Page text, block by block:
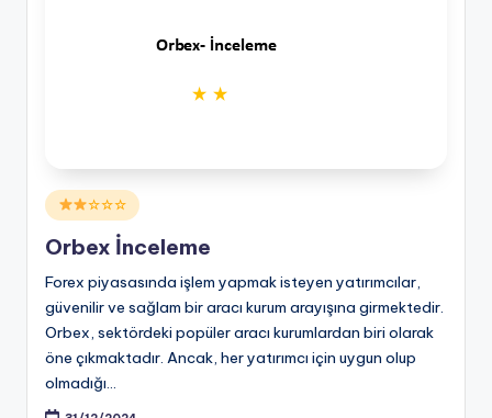
Posted
in
☆☆☆
Orbex İnceleme
Forex piyasasında işlem yapmak isteyen yatırımcılar,
güvenilir ve sağlam bir aracı kurum arayışına girmektedir.
Orbex, sektördeki popüler aracı kurumlardan biri olarak
öne çıkmaktadır. Ancak, her yatırımcı için uygun olup
olmadığı…